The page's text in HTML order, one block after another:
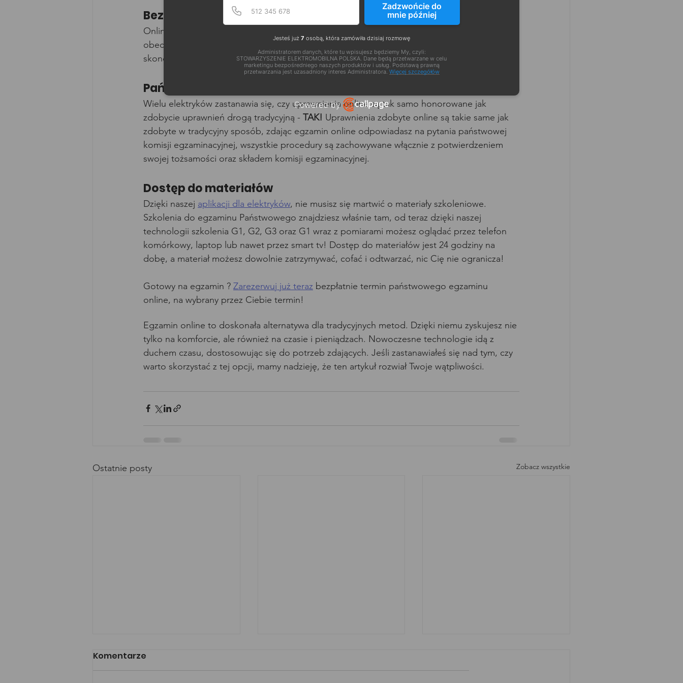
Bezpieczeństwo
Online, możesz zdawać egzamin w zaciszu własnego domu, bez stresu związanego z
obecnością innych osób. Dla niektórych osób to bardzo ważny aspekt, który pozwala im
skoncentrować się wyłącznie na testowych pytaniach.
Państwowa komisja egzaminacyjna online
Wielu elektryków zastanawia się, czy uprawnienia online są tak samo honorowane jak
zdobycie uprawnień drogą tradycyjną - TAK! Uprawnienia zdobyte online są takie same jak
zdobyte w tradycyjny sposób, zdając egzamin online odpowiadasz na pytania państwowej
komisji egzaminacyjnej, wszystkie procedury są zachowywane włącznie z potwierdzeniem
swojej tożsamości oraz składem komisji egzaminacyjnej.
Dostęp do materiałów
Dzięki naszej aplikacji dla elektryków, nie musisz się martwić o materiały szkoleniowe.
Szkolenia do egzaminu Państwowego znajdziesz właśnie tam, od teraz dzięki naszej
technologii szkolenia G1, G2, G3 oraz G1 wraz z pomiarami możesz oglądać przez telefon
komórkowy, laptop lub nawet przez smart tv! Dostęp do materiałów jest 24 godziny na
dobę, a materiał możesz dowolnie zatrzymywać, cofać i odtwarzać, nic Cię nie ogranicza!
Gotowy na egzamin ? Zarezerwuj już teraz bezpłatnie termin państwowego egzaminu
online, na wybrany przez Ciebie termin!
Egzamin online to doskonała alternatywa dla tradycyjnych metod. Dzięki niemu zyskujesz nie
tylko na komforcie, ale również na czasie i pieniądzach. Nowoczesne technologie idą z
duchem czasu, dostosowując się do potrzeb zdających. Jeśli zastanawiałeś się nad tym, czy
warto skorzystać z tej opcji, mamy nadzieję, że ten artykuł rozwiał Twoje wątpliwości.
Ostatnie posty Zobacz wszystkie
Komentarze
Zadzwońcie do
mnie później
Jesteś już 7 osobą, która zamówiła dzisiaj rozmowę
Administratorem danych, które tu wpisujesz będziemy My, czyli:
STOWARZYSZENIE ELEKTROMOBILNA POLSKA. Dane będą przetwarzane w celu
marketingu bezpośredniego naszych produktów i usług. Podstawą prawną
przetwarzania jest uzasadniony interes Administratora. Więcej szczegółów
Powered by
Open link in new window